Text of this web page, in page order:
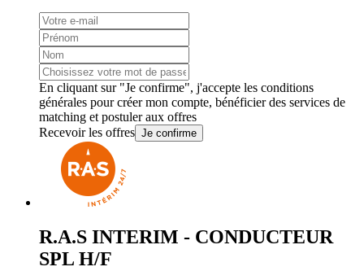
En cliquant sur "Je confirme", j'accepte les conditions
générales pour créer mon compte, bénéficier des services de
matching et postuler aux offres
Recevoir les offres Je confirme
R.A.S INTERIM - CONDUCTEUR
SPL H/F